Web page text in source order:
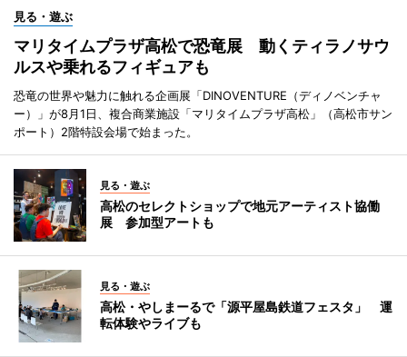
見る・遊ぶ
マリタイムプラザ高松で恐竜展 動くティラノサウ
ルスや乗れるフィギュアも
恐竜の世界や魅力に触れる企画展「DINOVENTURE（ディノベンチャ
ー）」が8月1日、複合商業施設「マリタイムプラザ高松」（高松市サン
ポート）2階特設会場で始まった。
見る・遊ぶ
高松のセレクトショップで地元アーティスト協働
展 参加型アートも
見る・遊ぶ
高松・やしまーるで「源平屋島鉄道フェスタ」 運
転体験やライブも